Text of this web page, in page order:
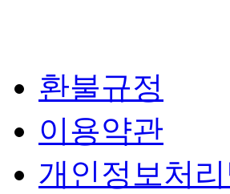
환불규정
이용약관
개인정보처